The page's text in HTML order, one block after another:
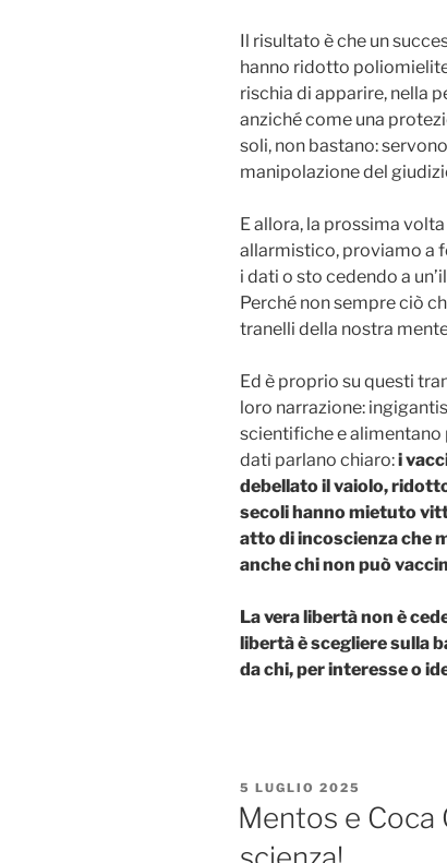
Il risultato è che un
hanno ridotto
rischia di apparire, nella
anziché come una
soli, non bastano:
manipolazione del
E allora, la prossima
allarmistico, proviamo a
i dati o sto cedendo a
Perché non sempre ciò
tranelli della nostra
Ed è proprio su questi
loro narrazione:
scientifiche e alimentano
dati parlano chiaro:i
debellato il vaiolo,
secoli hanno mietuto
atto di incoscienza che
anche chi non può
La vera libertà non è
libertà è scegliere sulla
da chi, per interesse o
PUBBLICATO
IL
5 LUGLIO 2025
Mentos e Coca